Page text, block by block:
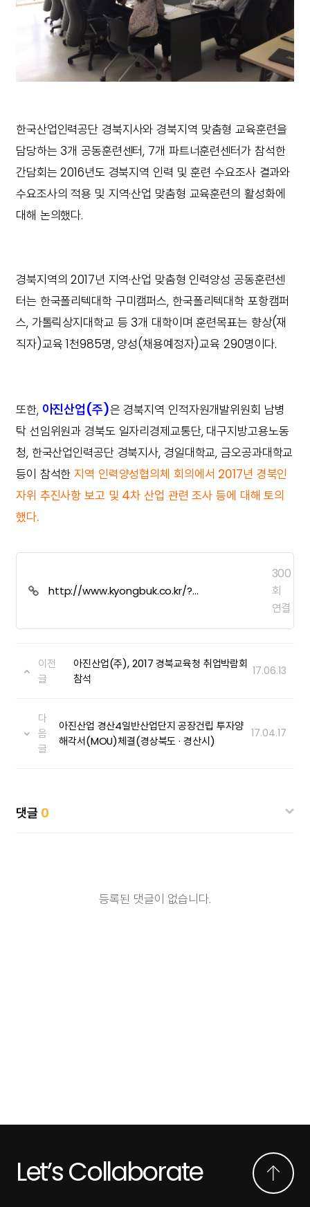
한국산업인력공단 경북지사와 경북지역 맞춤형 교육훈련을
담당하는 3개 공동훈련센터, 7개 파트너훈련센터가 참석한
간담회는 2016년도 경북지역 인력 및 훈련 수요조사 결과와
수요조사의 적용 및 지역·산업 맞춤형 교육훈련의 활성화에
대해 논의했다.
경북지역의 2017년 지역·산업 맞춤형 인력양성 공동훈련센
터는 한국폴리텍대학 구미캠퍼스, 한국폴리텍대학 포항캠퍼
스, 가톨릭상지대학교 등 3개 대학이며 훈련목표는 향상(재
직자)교육 1천985명, 양성(채용예정자)교육 290명이다.
또한, 아진산업(주)은 경북지역 인적자원개발위원회 남병
탁 선임위원과 경북도 일자리경제교통단, 대구지방고용노동
청, 한국산업인력공단 경북지사, 경일대학교, 금오공과대학교
등이 참석한지역 인력양성협의체 회의에서 2017년 경북인
자위 추진사항 보고 및 4차 산업 관련 조사 등에 대해 토의
했다.
http://www.kyongbuk.co.kr/?
300
회
연결
이전
글
아진산업(주), 2017 경북교육청 취업박람회
참석
17.06.13
다
음
글
아진산업 경산4일반산업단지 공장건립 투자양
해각서(MOU)체결(경상북도 · 경산시)
17.04.17
댓글 0
등록된 댓글이 없습니다.
Let’s Collaborate